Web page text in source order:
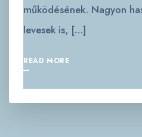
működésének. Nagyon
levesek is, […]
READ MORE